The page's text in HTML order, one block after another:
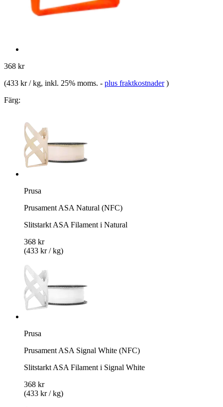
368 kr
(433 kr / kg, inkl. 25% moms. - plus fraktkostnader )
Färg:
Prusa
Prusament ASA Natural (NFC)
Slitstarkt ASA Filament i Natural
368 kr
(433 kr / kg)
Prusa
Prusament ASA Signal White (NFC)
Slitstarkt ASA Filament i Signal White
368 kr
(433 kr / kg)